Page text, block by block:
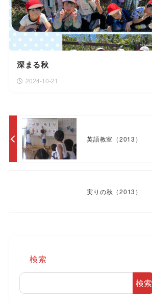
深まる秋
2024-10-21
英語教室（2013）
実りの秋（2013）
検索
検索